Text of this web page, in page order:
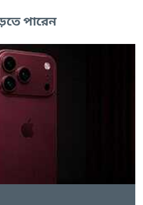
পারেন